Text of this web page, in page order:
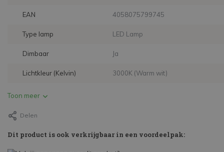
EAN 4058075799745
Type lamp LED Lamp
Dimbaar Ja
Lichtkleur (Kelvin) 3000K (Warm wit)
Toon meer
Delen
Dit product is ook verkrijgbaar in een voordeelpak: